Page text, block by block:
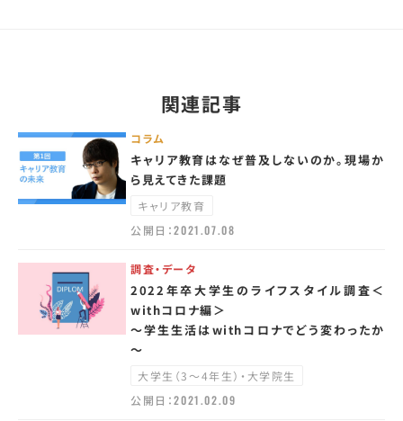
関連記事
コラム
キャリア教育はなぜ普及しないのか。現場か
ら見えてきた課題
キャリア教育
公開日：2021.07.08
調査・データ
2022年卒大学生のライフスタイル調査＜
withコロナ編＞
～学生生活はwithコロナでどう変わったか
～
大学生（3～4年生）・大学院生
公開日：2021.02.09